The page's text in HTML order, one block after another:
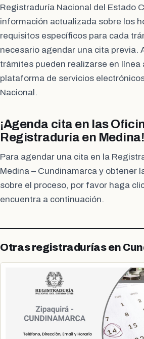
Registraduría Nacional del Estado
información actualizada sobre los
requisitos específicos para cada
necesario agendar una cita previa.
trámites pueden realizarse en línea
plataforma de servicios
Nacional.
¡Agenda cita en las
Registraduría en Medina!
Para agendar una cita en la
Medina – Cundinamarca y obtener
sobre el proceso, por favor haga
encuentra a continuación.
Otras registradurías en